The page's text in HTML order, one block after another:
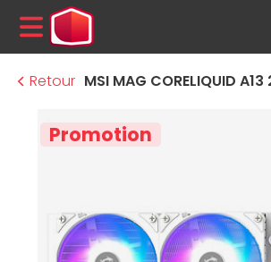
MENU
Retour MSI MAG CORELIQUID
Promotion